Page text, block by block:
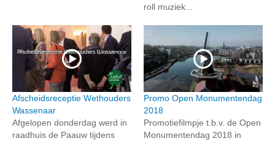
roll muziek...
Afscheidsreceptie Wethouders
Wassenaar
Afgelopen donderdag werd in
raadhuis de Paauw tijdens
Promo Open Monumentendag
2018
Promotiefilmpje t.b.v. de Open
Monumentendag 2018 in